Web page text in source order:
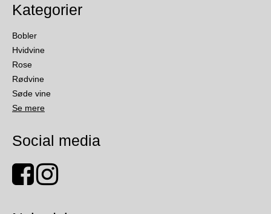
Kategorier
Bobler
Hvidvine
Rose
Rødvine
Søde vine
Se mere
Social media